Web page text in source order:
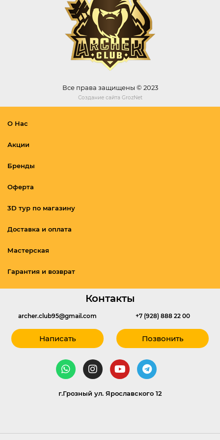
Все права защищены © 2023
Создание сайта GrozNet
О Нас
Акции
Бренды
Оферта
3D тур по магазину
Доставка и оплата
Мастерская
Гарантия и возврат
Контакты
archer.club95@gmail.com
Написать
+7 (928) 888 22 00
Позвонить
г.Грозный ул. Ярославского 12